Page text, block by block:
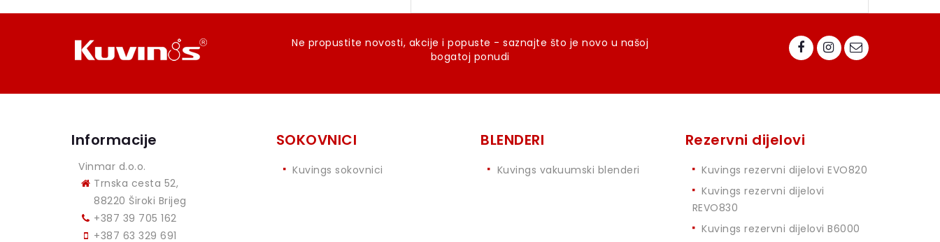
Ne propustite novosti, akcije i popuste - saznajte što je novo u našoj
bogatoj ponudi
Informacije
Vinmar d.o.o.
Trnska cesta 52,
88220 Široki Brijeg
+387 39 705 162
+387 63 329 691
SOKOVNICI
Kuvings sokovnici
BLENDERI
Kuvings vakuumski blenderi
Rezervni dijelovi
Kuvings rezervni dijelovi EVO820
Kuvings rezervni dijelovi
REVO830
Kuvings rezervni dijelovi B6000